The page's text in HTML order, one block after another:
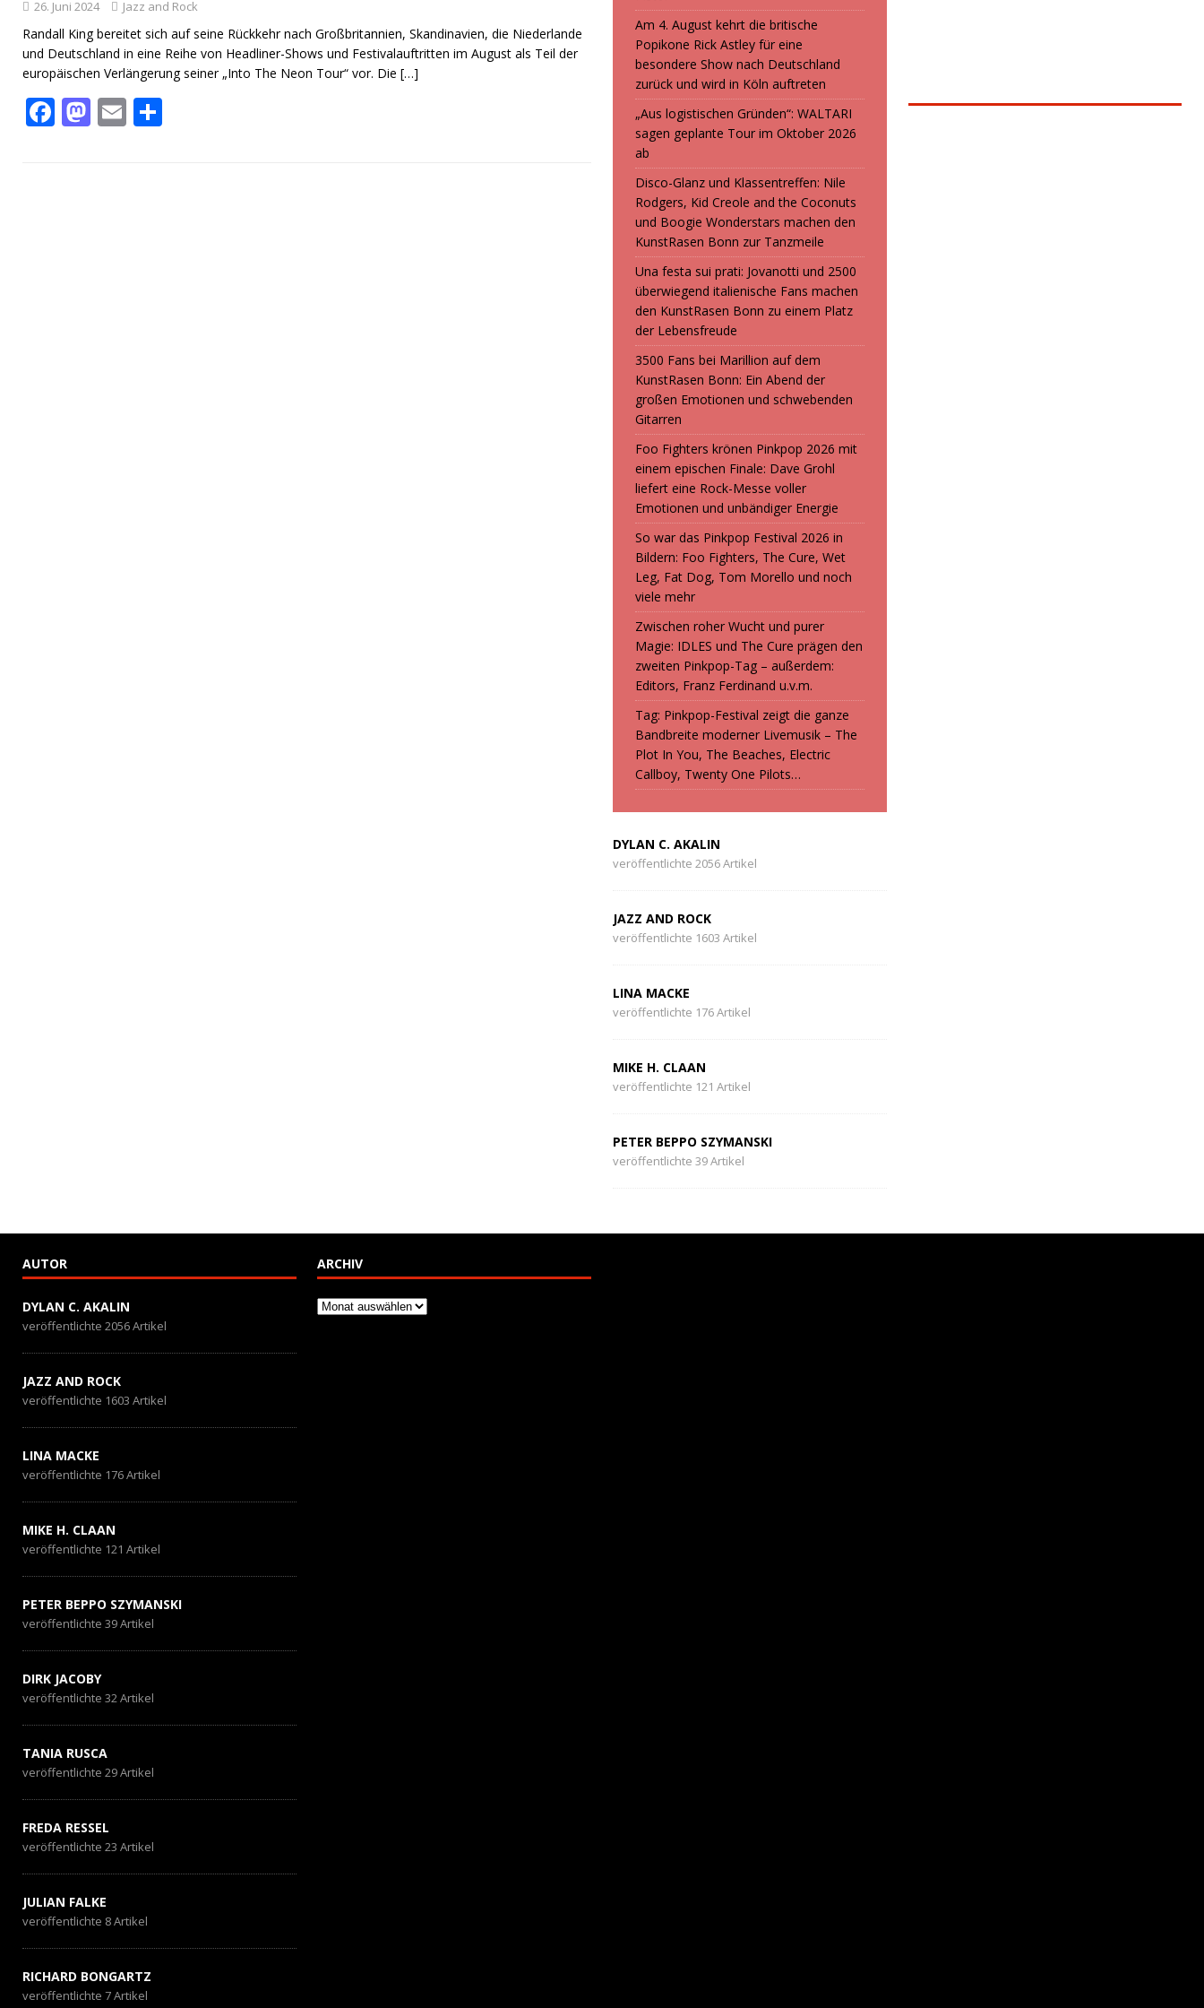
26. Juni 2024 Jazz and Rock
Randall King bereitet sich auf seine Rückkehr nach Großbritannien, Skandinavien, die Niederlande
und Deutschland in eine Reihe von Headliner-Shows und Festivalauftritten im August als Teil der
europäischen Verlängerung seiner „Into The Neon Tour“ vor. Die […]
F M E
Am 4. August kehrt die britische
Popikone Rick Astley für eine
besondere Show nach Deutschland
zurück und wird in Köln auftreten
„Aus logistischen Gründen“: WALTARI
sagen geplante Tour im Oktober 2026
ab
Disco-Glanz und Klassentreffen: Nile
Rodgers, Kid Creole and the Coconuts
und Boogie Wonderstars machen den
KunstRasen Bonn zur Tanzmeile
Una festa sui prati: Jovanotti und 2500
überwiegend italienische Fans machen
den KunstRasen Bonn zu einem Platz
der Lebensfreude
3500 Fans bei Marillion auf dem
KunstRasen Bonn: Ein Abend der
großen Emotionen und schwebenden
Gitarren
Foo Fighters krönen Pinkpop 2026 mit
einem epischen Finale: Dave Grohl
liefert eine Rock-Messe voller
Emotionen und unbändiger Energie
So war das Pinkpop Festival 2026 in
Bildern: Foo Fighters, The Cure, Wet
Leg, Fat Dog, Tom Morello und noch
viele mehr
Zwischen roher Wucht und purer
Magie: IDLES und The Cure prägen den
zweiten Pinkpop-Tag – außerdem:
Editors, Franz Ferdinand u.v.m.
Tag: Pinkpop-Festival zeigt die ganze
Bandbreite moderner Livemusik – The
Plot In You, The Beaches, Electric
Callboy, Twenty One Pilots…
DYLAN C. AKALIN
veröffentlichte 2056 Artikel
JAZZ AND ROCK
veröffentlichte 1603 Artikel
LINA MACKE
veröffentlichte 176 Artikel
MIKE H. CLAAN
veröffentlichte 121 Artikel
PETER BEPPO SZYMANSKI
veröffentlichte 39 Artikel
AUTOR
DYLAN C. AKALIN
veröffentlichte 2056 Artikel
JAZZ AND ROCK
veröffentlichte 1603 Artikel
LINA MACKE
veröffentlichte 176 Artikel
MIKE H. CLAAN
veröffentlichte 121 Artikel
PETER BEPPO SZYMANSKI
veröffentlichte 39 Artikel
DIRK JACOBY
veröffentlichte 32 Artikel
TANIA RUSCA
veröffentlichte 29 Artikel
FREDA RESSEL
veröffentlichte 23 Artikel
JULIAN FALKE
veröffentlichte 8 Artikel
RICHARD BONGARTZ
veröffentlichte 7 Artikel
ARCHIV
Archiv